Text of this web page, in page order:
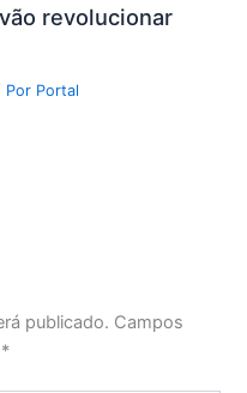
revolucionar
Por Portal
publicado. Campos
*